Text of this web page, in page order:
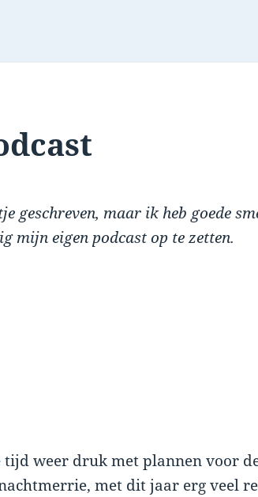
geschreven, maar ik heb goede
mijn eigen podcast op te zetten.
weer druk met plannen voor
met dit jaar erg veel